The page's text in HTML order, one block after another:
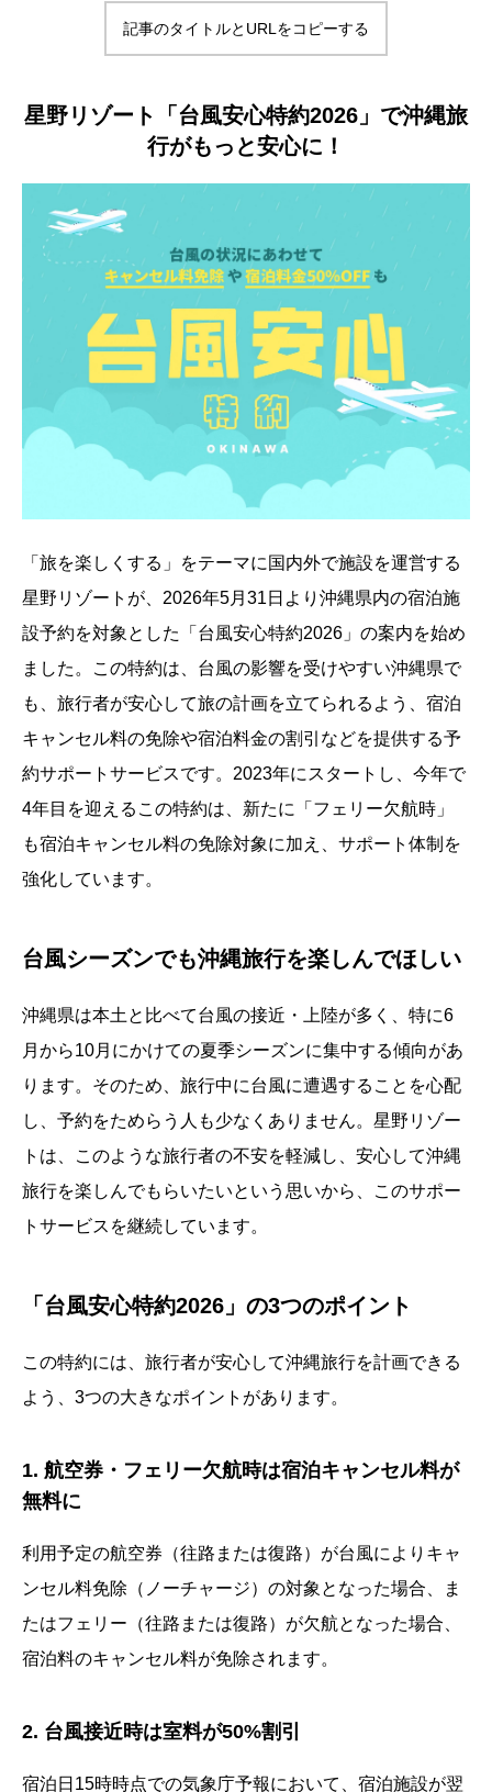
記事のタイトルとURLをコピーする
星野リゾート「台風安心特約2026」で沖縄旅
行がもっと安心に！
「旅を楽しくする」をテーマに国内外で施設を運営する
星野リゾートが、2026年5月31日より沖縄県内の宿泊施
設予約を対象とした「台風安心特約2026」の案内を始め
ました。この特約は、台風の影響を受けやすい沖縄県で
も、旅行者が安心して旅の計画を立てられるよう、宿泊
キャンセル料の免除や宿泊料金の割引などを提供する予
約サポートサービスです。2023年にスタートし、今年で
4年目を迎えるこの特約は、新たに「フェリー欠航時」
も宿泊キャンセル料の免除対象に加え、サポート体制を
強化しています。
台風シーズンでも沖縄旅行を楽しんでほしい
沖縄県は本土と比べて台風の接近・上陸が多く、特に6
月から10月にかけての夏季シーズンに集中する傾向があ
ります。そのため、旅行中に台風に遭遇することを心配
し、予約をためらう人も少なくありません。星野リゾー
トは、このような旅行者の不安を軽減し、安心して沖縄
旅行を楽しんでもらいたいという思いから、このサポー
トサービスを継続しています。
「台風安心特約2026」の3つのポイント
この特約には、旅行者が安心して沖縄旅行を計画できる
よう、3つの大きなポイントがあります。
1. 航空券・フェリー欠航時は宿泊キャンセル料が
無料に
利用予定の航空券（往路または復路）が台風によりキャ
ンセル料免除（ノーチャージ）の対象となった場合、ま
たはフェリー（往路または復路）が欠航となった場合、
宿泊料のキャンセル料が免除されます。
2. 台風接近時は室料が50%割引
宿泊日15時時点での気象庁予報において、宿泊施設が翌